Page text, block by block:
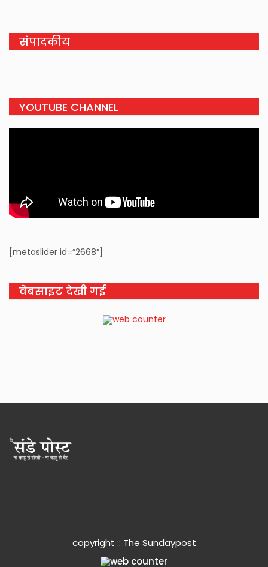
संपादकीय
YOUTUBE CHANNEL
[metaslider id=”2668″]
वेबसाइट देखी गई
copyright :: The Sundaypost